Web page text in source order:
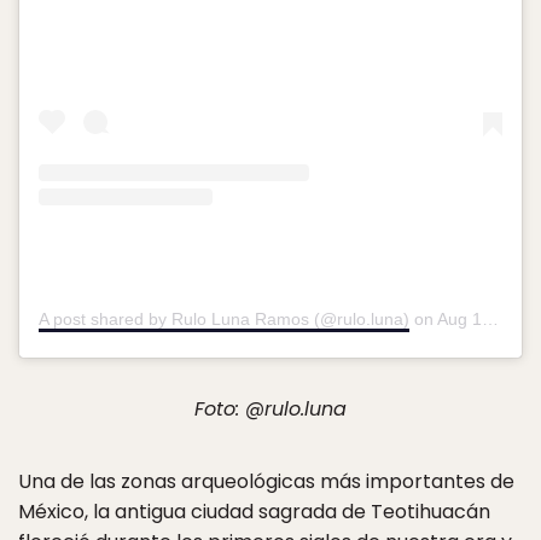
A post shared by Rulo Luna Ramos (@rulo.luna) on Aug 13, 2018 at 7:41pm PDT
Foto: @rulo.luna
Una de las zonas arqueológicas más importantes de
México, la antigua ciudad sagrada de Teotihuacán